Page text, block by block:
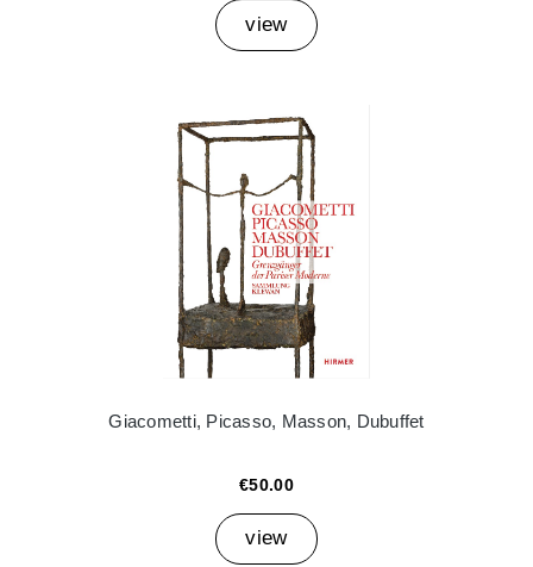
view
Giacometti, Picasso, Masson, Dubuffet
€50.00
view